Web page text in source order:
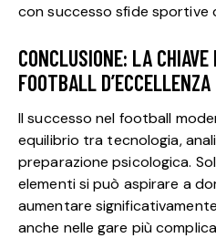
con successo sfide sportive
CONCLUSIONE: LA
FOOTBALL D’ECCELLENZA
Il successo nel football
equilibrio tra tecnologia,
preparazione psicologica.
elementi si può aspirare a
aumentare
anche nelle gare più